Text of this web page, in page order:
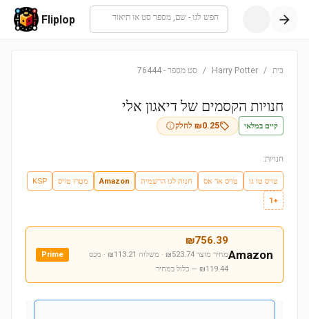
חפש לגו - שם, מספר סט או תיאור Fliplop
בית /
Harry Potter
/ סט מספר -
76444
חנויות הקסמים של דיאגון אלי
קיים במלאי ₪0.25 לחלק
חנויות:
טויס טו גו טויס אר אס חנות לגו הרשמית Amazon מטרו טויס
KSP
+1
Amazon
₪756.39
מחיר מוצר ₪523.74 · משלוח ₪113.21 · מכס
₪119.44 — כלול במחיר
Prime